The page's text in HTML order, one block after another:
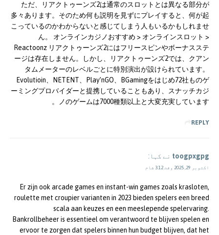
ただ、リアクトゥーンズ2は通常のスロットとは異なる部分が
多々あります。そのため何も説明を見ずにプレイすると、何が起
こっているのかわからないと感じてしまう人もいるかもしれませ
ん。 オンラインカジノおすすめ > オンラインスロット >
Reactoonz リアクトゥーンズ2にはフリースピンやボーナスステ
ージは存在しません。しかし、リアクトゥーンズ2では、クアン
タムメーターのレベルごとに特別演出が設けられています。
Evolutioin、NETENT、Play’nGO、BGamingをはじめ72社ものゲ
ーミングプロバイダーと提携していることもあり、スナッチカジ
ノのゲームは7000種類以上と大変充実しています。
REPLY
toogpxgpg نے کہا:
اکتوبر 29, 2025 وقت 3:12 شام
Er zijn ook arcade games en instant-win games zoals krasloten,
roulette met croupier varianten in 2023 bieden spelers een breed
scala aan keuzes en een meeslepende spelervaring.
Bankrollbeheer is essentieel om verantwoord te blijven spelen en
ervoor te zorgen dat spelers binnen hun budget blijven, dat het